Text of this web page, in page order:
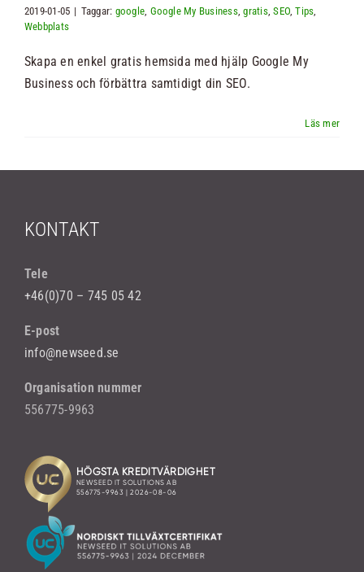
Kontakt
Sök
2019-01-05 | Taggar: google, Google My Business,gratis,SEO,Tips,
Webbplats
Skapa en enkel gratis hemsida med hjälp Google My
Business och förbättra samtidigt din SEO.
KONTAKT
Tele
+46(0)70 – 745 05 42
E-post
info@newseed.se
Organisation nummer
556775-9963